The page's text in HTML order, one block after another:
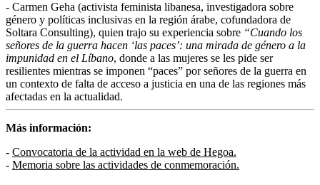
- Carmen Geha (activista feminista libanesa, investigadora sobre
género y políticas inclusivas en la región árabe, cofundadora de
Soltara Consulting), quien trajo su experiencia sobre “Cuando los
señores de la guerra hacen ‘las paces’: una mirada de género a la
impunidad en el Líbano, donde a las mujeres se les pide ser
resilientes mientras se imponen “paces” por señores de la guerra en
un contexto de falta de acceso a justicia en una de las regiones más
afectadas en la actualidad.
Más información:
- Convocatoria de la actividad en la web de Hegoa.
- Memoria sobre las actividades de conmemoración.